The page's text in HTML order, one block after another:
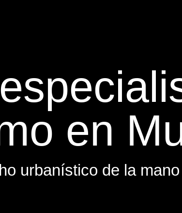
en
urbanístico de la